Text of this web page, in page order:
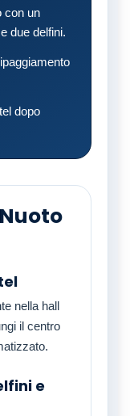
con un
due delfini.
dopo
nella hall
il centro
e